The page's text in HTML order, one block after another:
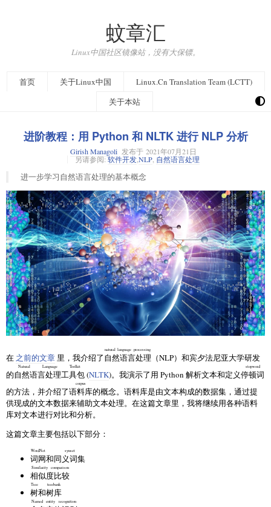
蚊章汇
Linux中国社区镜像站，没有大保镖。
首页 关于Linux中国
Linux.Cn Translation Team (LCTT)
关于本站
进阶教程：用 Python 和 NLTK 进行 NLP 分析
Girish Managoli 发布于 2021年07月21日
另请参阅:软件开发,NLP, 自然语言处理
进一步学习自然语言处理的基本概念
在 之前的文章 里，我介绍了自然语言处理
natural language processing
（NLP）和宾夕法尼亚大学研发
的自然语言处理工具包
Natural Language Toolkit
(NLTK)。我演示了用 Python 解析文本和定义停顿词
stopword
的方法，并介绍了语料库
corpus
的概念。语料库是由文本构成的数据集，通过提
供现成的文本数据来辅助文本处理。在这篇文章里，我将继续用各种语料
库对文本进行对比和分析。
这篇文章主要包括以下部分：
词网
WordNet
和同义词集
synset
相似度比较
Similarity comparison
树
Tree
和树库
treebank
Named entity recognition